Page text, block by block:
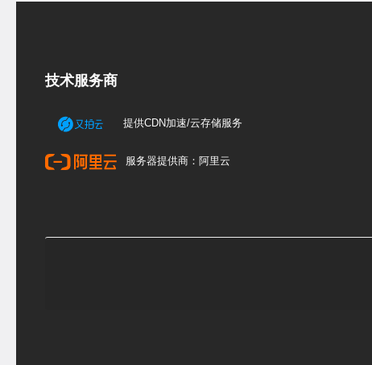
技术服务商
提供CDN加速/云存储服务
服务器提供商：阿里云